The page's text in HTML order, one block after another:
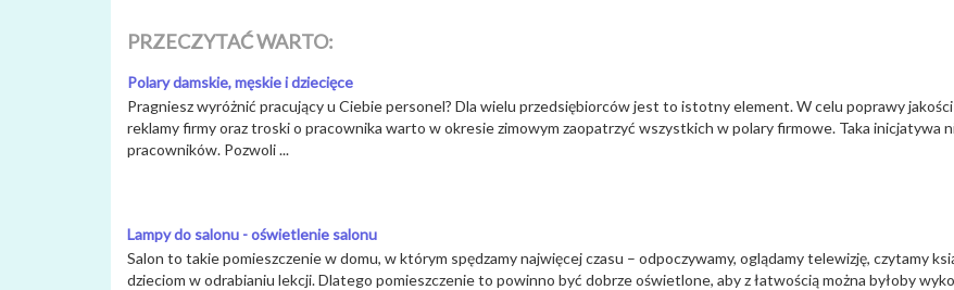
PRZECZYTAĆ WARTO:
Polary damskie, męskie i dziecięce
Pragniesz wyróżnić pracujący u Ciebie personel? Dla wielu przedsiębiorców jest to istotny element. W celu poprawy jakości
reklamy firmy oraz troski o pracownika warto w okresie zimowym zaopatrzyć wszystkich w polary firmowe. Taka inicjatywa
pracowników. Pozwoli ...
Lampy do salonu - oświetlenie salonu
Salon to takie pomieszczenie w domu, w którym spędzamy najwięcej czasu – odpoczywamy, oglądamy telewizję, czytamy
dzieciom w odrabianiu lekcji. Dlatego pomieszczenie to powinno być dobrze oświetlone, aby z łatwością można byłoby